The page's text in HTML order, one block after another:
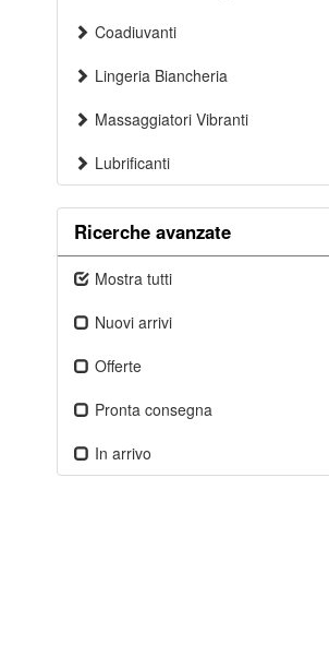
Coadiuvanti
Lingeria Biancheria
Massaggiatori Vibranti
Lubrificanti
Ricerche avanzate
Mostra tutti
Nuovi arrivi
Offerte
Pronta consegna
In arrivo